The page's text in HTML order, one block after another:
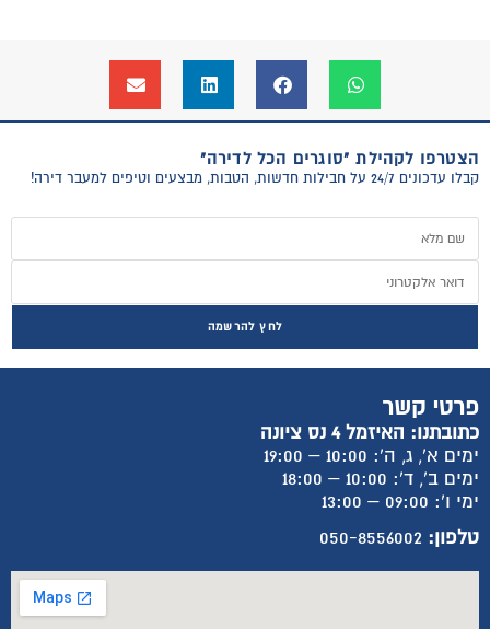
הצטרפו לקהילת "סוגרים הכל לדירה"
קבלו עדכונים 24/7 על חבילות חדשות, הטבות, מבצעים וטיפים למעבר דירה!
לחץ להרשמה
פרטי קשר
כתובתנו: האיזמל 4 נס ציונה
ימים א', ג, ה': 10:00 – 19:00
ימים ב', ד': 10:00 – 18:00
ימי ו': 09:00 – 13:00
טלפון: 050-8556002